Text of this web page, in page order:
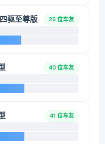
驱至尊版 26 位车友
40 位车友
41 位车友